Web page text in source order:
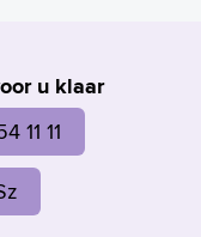
u klaar
11 11